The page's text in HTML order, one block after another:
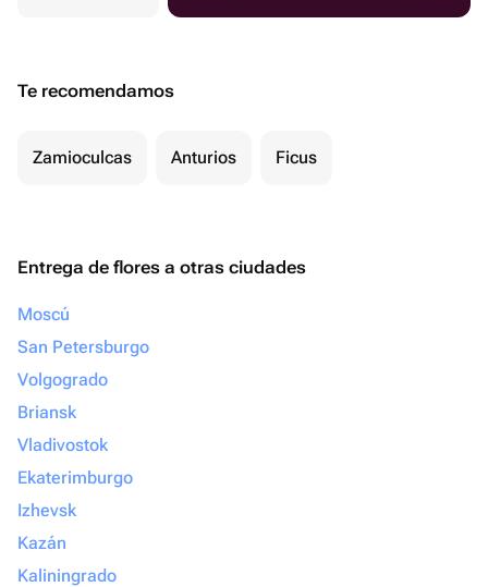
Te recomendamos
Zamioculcas Anturios Ficus
Entrega de flores a otras ciudades
Moscú
San Petersburgo
Volgogrado
Briansk
Vladivostok
Ekaterimburgo
Izhevsk
Kazán
Kaliningrado